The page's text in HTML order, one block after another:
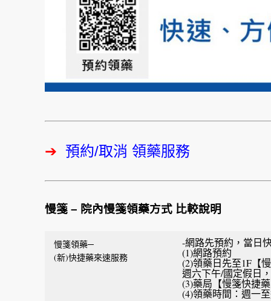
➔ 預約/取消 領藥服務
慢箋 – 院內慢箋領藥方式 比較說明
慢箋領藥─
(新)快捷藥來速服務
-網路先預約，當日
(1)網路預約
(2)領藥日先至1F【
週六下午/國定假日
(3)藥局【慢箋快捷
(4)領藥時間：週一